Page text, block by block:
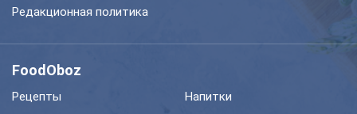
Редакционная политика
FoodOboz
Рецепты
Напитки